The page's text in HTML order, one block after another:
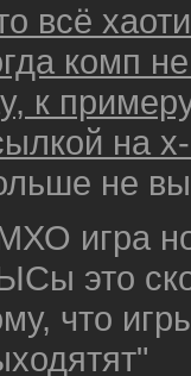
всё
комп
к
на
не
игра
это
что